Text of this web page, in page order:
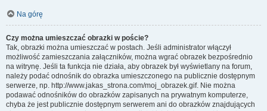
Na górę
Czy można umieszczać obrazki w poście?
Tak, obrazki można umieszczać w postach. Jeśli administrator włączył
możliwość zamieszczania załączników, można wgrać obrazek bezpośrednio
na witrynę. Jeśli ta funkcja nie działa, aby obrazek był wyświetlany na forum,
należy podać odnośnik do obrazka umieszczonego na publicznie dostępnym
serwerze, np. http://www.jakas_strona.com/moj_obrazek.gif. Nie można
podawać odnośników do obrazków zapisanych na prywatnym komputerze,
chyba że jest publicznie dostępnym serwerem ani do obrazków znajdujących